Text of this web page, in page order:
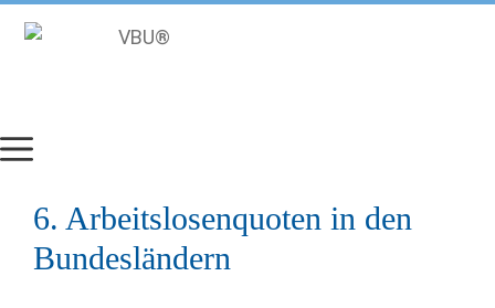
Inhalt
6. Arbeitslosenquoten in den
Bundesländern